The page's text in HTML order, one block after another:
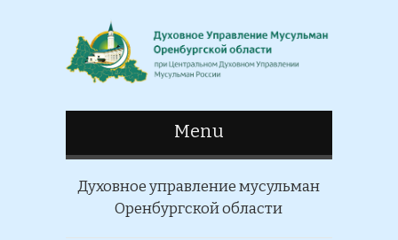
Menu
Духовное управление мусульман
Оренбургской области